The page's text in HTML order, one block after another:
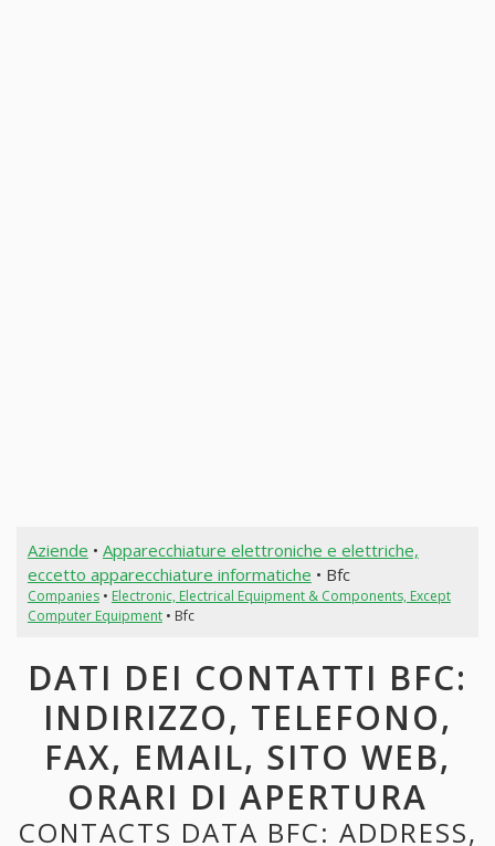
Aziende • Apparecchiature elettroniche e elettriche,
eccetto apparecchiature informatiche • Bfc
Companies• Electronic, Electrical Equipment & Components, Except
Computer Equipment• Bfc
DATI DEI CONTATTI BFC:
INDIRIZZO, TELEFONO,
FAX, EMAIL, SITO WEB,
ORARI DI APERTURA
CONTACTS DATA BFC: ADDRESS,